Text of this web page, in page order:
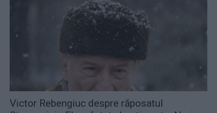
Victor Rebengiuc despre răposatul